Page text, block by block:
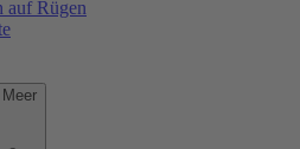
auf Rügen